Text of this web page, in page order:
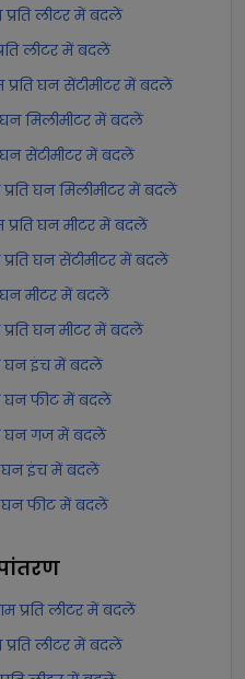
प्रति लीटर में बदलें
लीटर में बदलें
प्रति घन सेंटीमीटर में बदलें
घन मिलीमीटर में बदलें
घन सेंटीमीटर में बदलें
प्रति घन मिलीमीटर में बदलें
प्रति घन मीटर में बदलें
प्रति घन सेंटीमीटर में बदलें
घन मीटर में बदलें
प्रति घन मीटर में बदलें
घन इंच में बदलें
घन फीट में बदलें
घन गज में बदलें
घन इंच में बदलें
घन फीट में बदलें
प्रति लीटर में बदलें
प्रति लीटर में बदलें